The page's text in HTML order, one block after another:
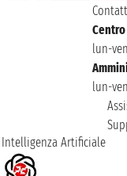
lun-
lun-
Intelligenza Artificiale